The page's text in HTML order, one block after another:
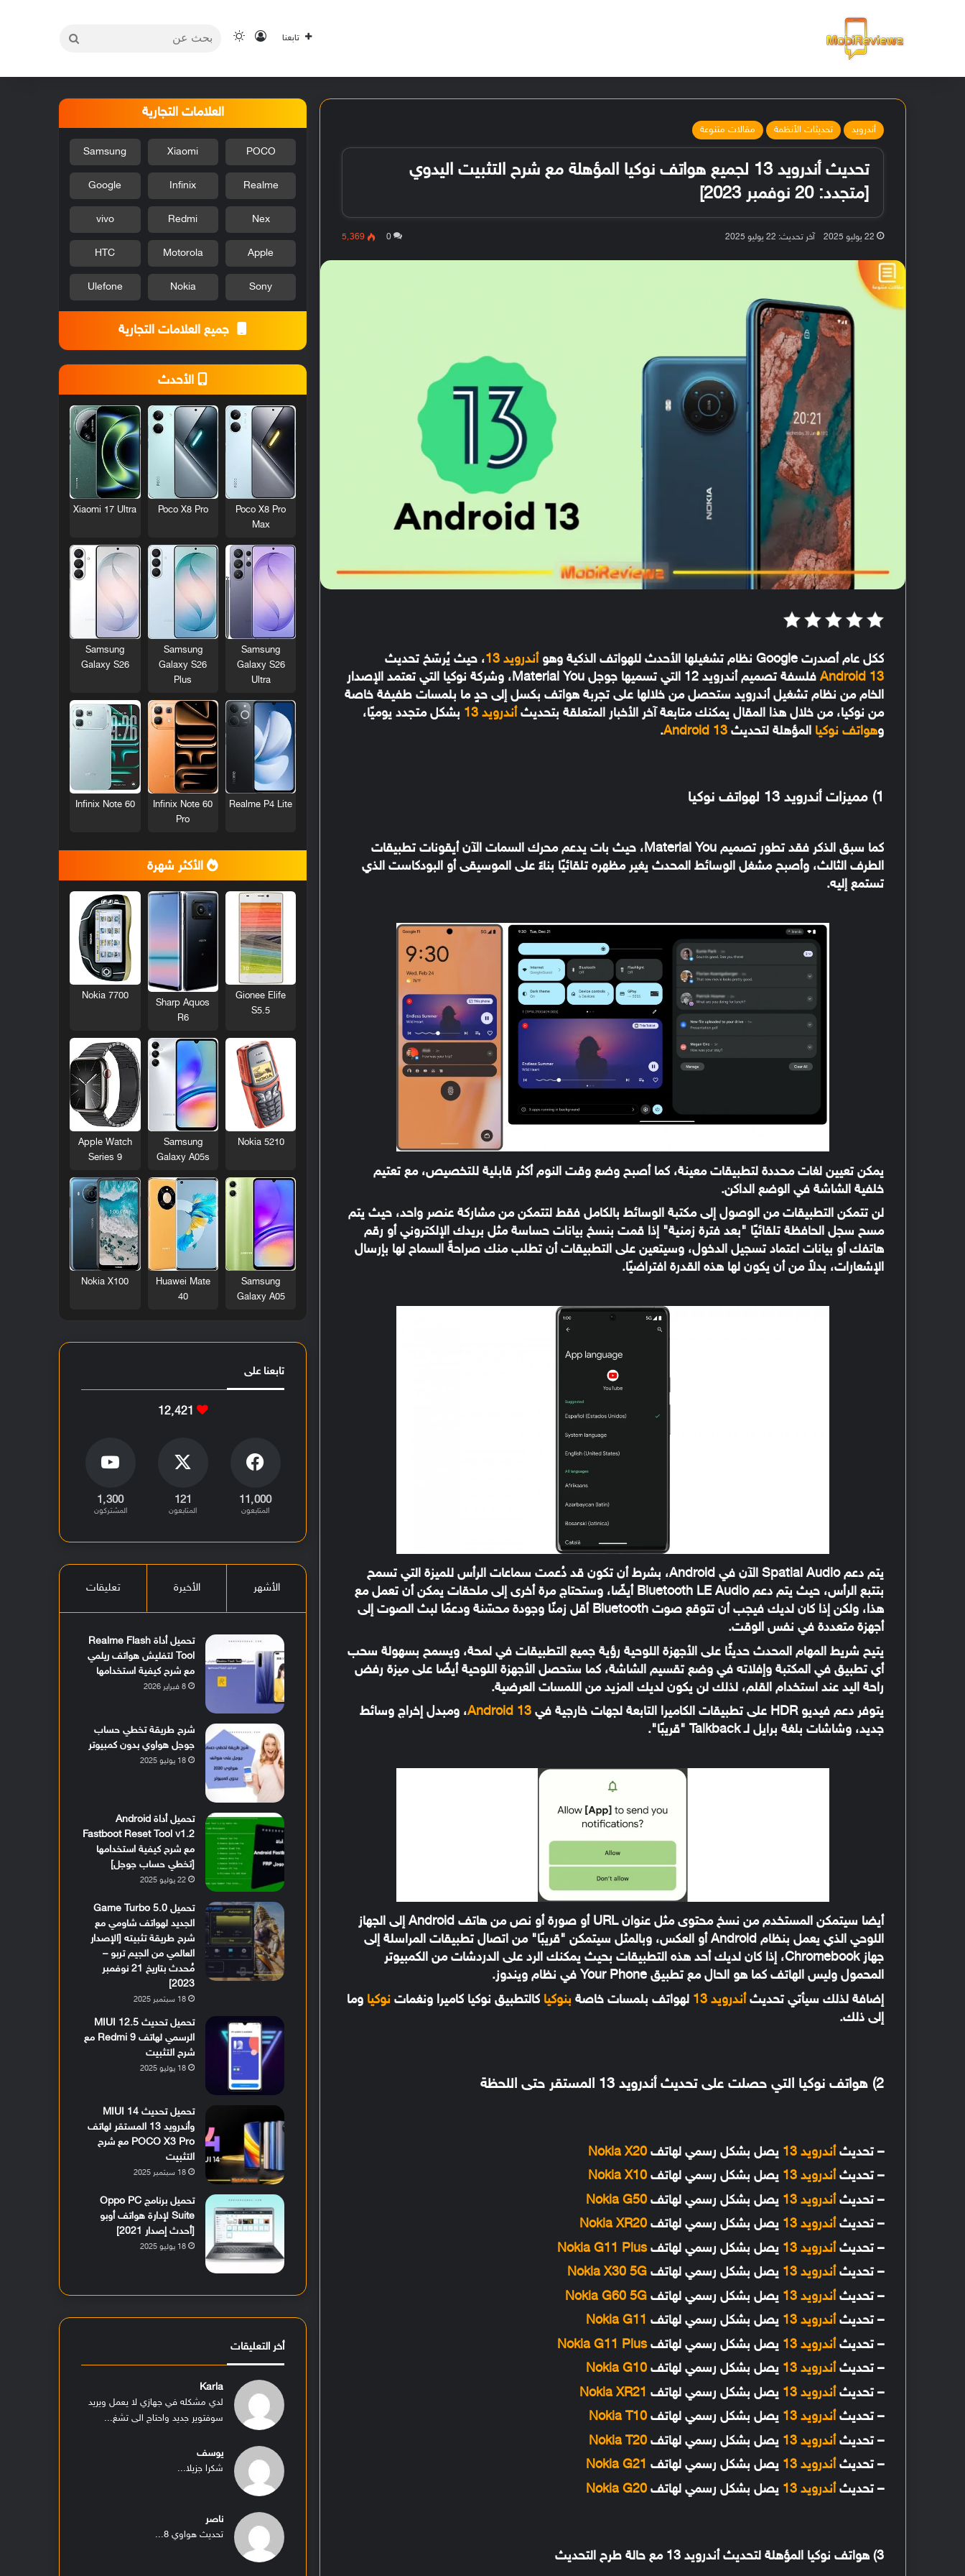
تابعنا تسجيل الدخول
الوضع المظلم
أندرويد تحديثات الأنظمة مقالات متنوعة
تحديث أندرويد 13 لجميع هواتف نوكيا المؤهلة مع شرح التثبيت اليدوي
[متجدد: 20 نوفمبر 2023]
22 يوليو 2025 آخر تحديث: 22 يوليو 2025 0 5٬369
ككل عام أصدرت Google نظام تشغيلها الأحدث للهواتف الذكية وهو أندرويد 13
، حيث يُرسّخ تحديث
Android 13
فلسفة تصميم أندرويد 12 التي تسميها جوجل Material You، وشركة نوكيا التي تعتمد الإصدار
الخام من نظام تشغيل أندرويد ستحصل من خلالها على تجربة هواتف بكسل إلى حدٍ ما بلمسات طفيفة خاصة
من نوكيا، من خلال هذا المقال يمكنك متابعة آخر الأخبار المتعلقة بتحديثأندرويد 13
بشكل متجدد يوميًا،
وهواتف نوكيا المؤهلة لتحديثAndroid 13
.
1) مميزات أندرويد 13 لهواتف نوكيا
كما سبق الذكر فقد تطور تصميم Material You، حيث بات يدعم محرك السمات الآن أيقونات تطبيقات
الطرف الثالث، وأصبح مشغل الوسائط المحدث يغير مظهره تلقائيًا بناءً على الموسيقى أو البودكاست الذي
تستمع إليه.
يمكن تعيين لغات محددة لتطبيقات معينة، كما أصبح وضع وقت النوم أكثر قابلية للتخصيص، مع تعتيم
خلفية الشاشة في الوضع الداكن.
لن تتمكن التطبيقات من الوصول إلى مكتبة الوسائط بالكامل فقط لتتمكن من مشاركة عنصر واحد، حيث يتم
مسح سجل الحافظة تلقائيًا "بعد فترة زمنية" إذا قمت بنسخ بيانات حساسة مثل بريدك الإلكتروني أو رقم
هاتفك أو بيانات اعتماد تسجيل الدخول، وسيتعين على التطبيقات أن تطلب منك صراحةً السماح لها بإرسال
الإشعارات، بدلاً من أن يكون لها هذه القدرة افتراضيًا.
يتم دعم Spatial Audio الآن في Android، بشرط أن تكون قد دُعمت سماعات الرأس للميزة التي تسمح
بتتبع الرأس، حيث يتم دعم Bluetooth LE Audio أيضًا، وستحتاج مرة أخرى إلى ملحقات يمكن أن تعمل مع
هذا، ولكن إذا كان لديك فيجب أن تتوقع صوت Bluetooth أقل زمنًا وجودة محسّنة ودعمًا لبث الصوت إلى
أجهزة متعددة في نفس الوقت.
يتيح شريط المهام المحدث حديثًا على الأجهزة اللوحية رؤية جميع التطبيقات في لمحة، ويسمح بسهولة سحب
أي تطبيق في المكتبة وإفلاته في وضع تقسيم الشاشة، كما ستحصل الأجهزة اللوحية أيضًا على ميزة رفض
راحة اليد عند استخدام القلم، لذلك لن يكون لديك المزيد من اللمسات العرضية.
يتوفر دعم فيديو HDR على تطبيقات الكاميرا التابعة لجهات خارجية في
Android 13، ومبدل إخراج وسائط
جديد، وشاشات بلغة برايل لـ Talkback "قريبًا".
أيضا سيتمكن المستخدم من نسخ محتوى مثل عنوان URL أو صورة أو نص من هاتف Android إلى الجهاز
اللوحي الذي يعمل بنظام Android أو العكس، وبالمثل سيتمكن "قريبًا" من اتصال تطبيقات المراسلة إلى
جهاز Chromebook، إذا كان لديك أحد هذه التطبيقات بحيث يمكنك الرد على الدردشات من الكمبيوتر
المحمول وليس الهاتف كما هو الحال مع تطبيق Your Phone في نظام ويندوز.
إضافة لذلك سيأتي تحديثأندرويد 13 لهواتف بلمسات خاصة بنوكيا كالتطبيق نوكيا كاميرا ونغماتنوكيا وما
إلى ذلك.
2) هواتف نوكيا التي حصلت على تحديث أندرويد 13 المستقر حتى اللحظة
– تحديثأندرويد 13 يصل بشكل رسمي لهاتفNokia X20
– تحديثأندرويد 13 يصل بشكل رسمي لهاتفNokia X10
– تحديثأندرويد 13 يصل بشكل رسمي لهاتفNokia G50
– تحديثأندرويد 13 يصل بشكل رسمي لهاتفNokia XR20
– تحديثأندرويد 13 يصل بشكل رسمي لهاتفNokia G11 Plus
– تحديثأندرويد 13 يصل بشكل رسمي لهاتفNokia X30 5G
– تحديثأندرويد 13 يصل بشكل رسمي لهاتفNokia G60 5G
– تحديثأندرويد 13 يصل بشكل رسمي لهاتف Nokia G11
– تحديثأندرويد 13 يصل بشكل رسمي لهاتفNokia G11 Plus
– تحديثأندرويد 13 يصل بشكل رسمي لهاتفNokia G10
– تحديثأندرويد 13 يصل بشكل رسمي لهاتف Nokia XR21
– تحديثأندرويد 13 يصل بشكل رسمي لهاتفNokia T10
– تحديثأندرويد 13 يصل بشكل رسمي لهاتفNokia T20
– تحديثأندرويد 13 يصل بشكل رسمي لهاتف Nokia G21
– تحديثأندرويد 13 يصل بشكل رسمي لهاتفNokia G20
3) هواتف نوكيا المؤهلة لتحديث أندرويد 13 مع حالة طرح التحديث
العلامات التجارية
POCO
Xiaomi
Samsung
Realme
Infinix
Google
Nex
Redmi
vivo
Apple
Motorola
HTC
Sony
Nokia
Ulefone
جميع العلامات التجارية
الأحدث
Poco X8 Pro
Max
Poco X8 Pro
Xiaomi 17 Ultra
Samsung
Galaxy S26
Ultra
Samsung
Galaxy S26
Plus
Samsung
Galaxy S26
Realme P4 Lite
Infinix Note 60
Pro
Infinix Note 60
الأكثر شهرة
Gionee Elife
S5.5
Sharp Aquos
R6
Nokia 7700
Nokia 5210
Samsung
Galaxy A05s
Apple Watch
Series 9
Samsung
Galaxy A05
Huawei Mate
40
Nokia X100
تابعنا على
12٬421
11٬000
المتابعون
121
المتابعون
1٬300
المشتركون
الأشهر الأخيرة تعليقات
تحميل أداة Realme Flash
Tool لتفليش هواتف ريلمي
مع شرح كيفية استخدامها
8 فبراير 2026
شرح طريقة تخطي حساب
جوجل هواوي بدون كمبيوتر
18 يوليو 2025
تحميل أداة Android
Fastboot Reset Tool v1.2
مع شرح كيفية استخدامها
[تخطي حساب جوجل]
22 يوليو 2025
تحميل Game Turbo 5.0
الجديد لهواتف شاومي مع
شرح طريقة تثبيته [الإصدار
العالمي من الجيم تربو –
مُحدث بتاريخ 21 نوفمبر
2023]
18 سبتمبر 2025
تحميل تحديث MIUI 12.5
الرسمي لهاتف Redmi 9 مع
شرح التثبيت
18 يوليو 2025
تحميل تحديث MIUI 14
وأندرويد 13 المستقر لهاتف
POCO X3 Pro مع شرح
التثبيت
18 سبتمبر 2025
تحميل برنامج Oppo PC
Suite لإدارة هواتف أوبو
[أحدث إصدار 2021]
18 يوليو 2025
أخر التعليقات
Karla
لدي مشكله في جهازي لا يعمل ويريد
سوفتوير جديد واحتاج الى تشغ...
يوسف
شكرا جزيلا...
ناصر
تحديث هواوي 8...